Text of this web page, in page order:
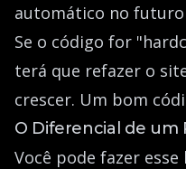
automático no
Se o código for
terá que refazer o
crescer. Um bom
O Diferencial de um
Você pode fazer